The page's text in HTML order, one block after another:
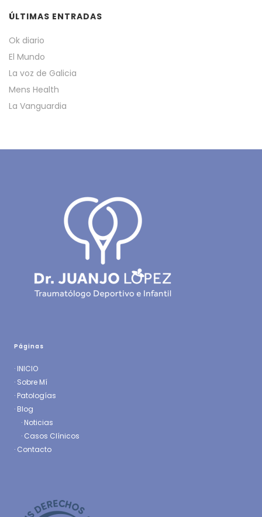
ÚLTIMAS ENTRADAS
Ok diario
El Mundo
La voz de Galicia
Mens Health
La Vanguardia
Páginas
· INICIO
· Sobre Mí
· Patologías
· Blog
· Noticias
· Casos Clínicos
· Contacto